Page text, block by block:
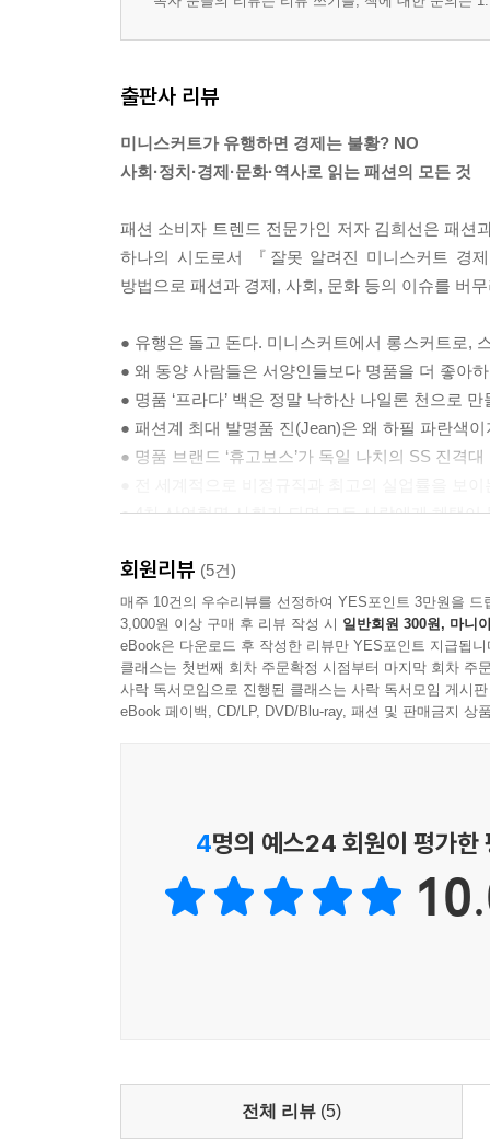
할리우드 패셔니스타 ‘헵번 룩’
영화 속 최고의 패션 「티파니에서 아침을」 | 「로
60s’ Look
‘아재 룩’에서 댄디한 비틀즈 ‘모즈 룩’으로 | 상류
서부 개척시대 진 : 리바이스 501 | 노동자의 진에
미국의 부병제와 ‘히피 룩’
베트남 전쟁이 촉발시킨 미국의 히피 문화 | 히피
찾아보기
출판사 리뷰
미니스커트가 유행하면 경제는 불황? NO
사회·정치·경제·문화·역사로 읽는 패션의 모든 것
패션 소비자 트렌드 전문가인 저자 김희선은 패션
하나의 시도로서 『잘못 알려진 미니스커트 경
방법으로 패션과 경제, 사회, 문화 등의 이슈를 버
● 유행은 돌고 돈다. 미니스커트에서 롱스커트로,
● 왜 동양 사람들은 서양인들보다 명품을 더 좋아
● 명품 ‘프라다’ 백은 정말 낙하산 나일론 천으로
● 패션계 최대 발명품 진(Jean)은 왜 하필 파란색이
● 명품 브랜드 ‘휴고보스’가 독일 나치의 SS 진격
● 4차 산업혁명 사회가 되면 모든 사람에게 혜택
늘 옷을 살 때마다 어떤 옷을 사야 할지 망설이
잊어버린 옷들도 많다. 어떻게 하면 시기적절하
가진 한정된 자원으로 다양한 스타일로 오래 입을
합리적으로 트렌드에 맞춰 옷을 선택하는 요령을
이론’ 같은 패션 이론을 경제 이론과 접목시켜
국가의 명품 브랜드 등장, 명품의 민낯, 명품 브랜
패션에 대한 관심은 많지만 접근하기가 쉽지 않
회원리뷰 (5건)
매주 10건의 우수리뷰를 선정하여 YES포인트 3만원을 드
3,000원 이상 구매 후 리뷰 작성 시 일반회원 300원, 마니
eBook은 다운로드 후 작성한 리뷰만 YES포인트 지급됩니
클래스는 첫번째 회차 주문확정 시점부터 마지막 회차 주
사락 독서모임으로 진행된 클래스는 사락 독서모임 게시
eBook 페이백, CD/LP, DVD/Blu-ray, 패션 및 판매금지 상
4명의 예스24 회원이 평가한
전체 리뷰 (5)